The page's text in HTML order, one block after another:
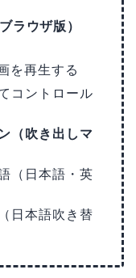
ラウザ版）
を再生する
コントロール
（吹き出しマ
（日本語・英
日本語吹き替